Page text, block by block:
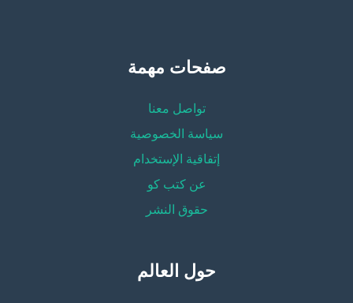
صفحات مهمة
تواصل معنا
سياسة الخصوصية
إتفاقية الإستخدام
عن كتب كو
حقوق النشر
حول العالم